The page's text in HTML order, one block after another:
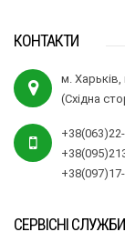
КОНТАКТИ
м.
(Східна
СЕРВІСНІ СЛУЖБИ